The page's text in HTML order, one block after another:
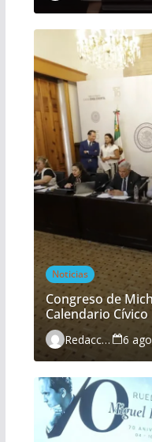
Noticias
Congreso de
Calendario
Batalla del Fuerte
Redacción 6